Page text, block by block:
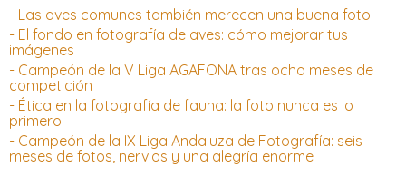
- Las aves comunes también merecen una buena foto
- El fondo en fotografía de aves: cómo mejorar tus
imágenes
- Campeón de la V Liga AGAFONA tras ocho meses de
competición
- Ética en la fotografía de fauna: la foto nunca es lo
primero
- Campeón de la IX Liga Andaluza de Fotografía: seis
meses de fotos, nervios y una alegría enorme